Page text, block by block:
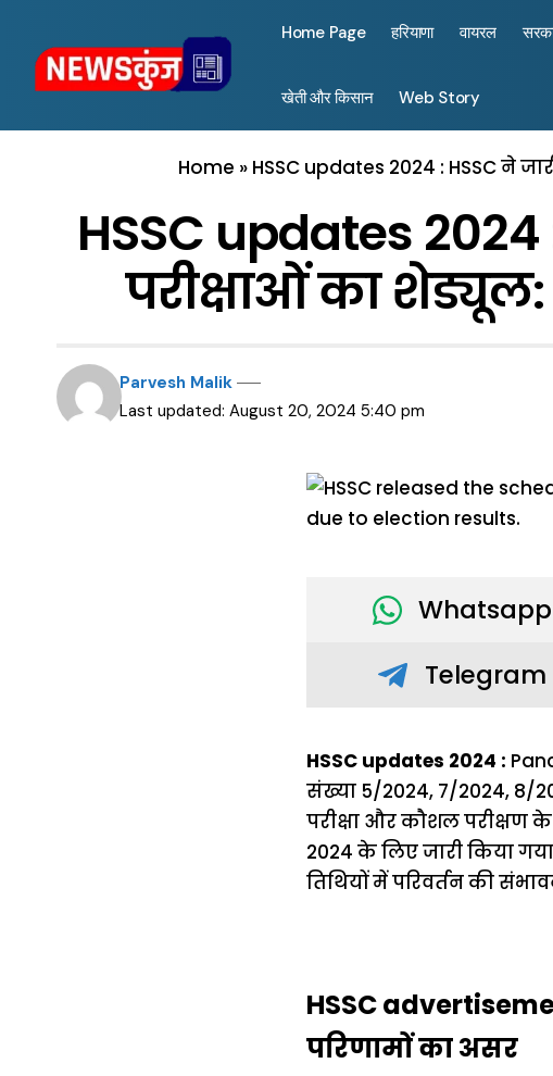
Home Page हरियाणा वायरल
खेती और किसान Web Story
Home » HSSC updates 2024 : HSSC ने
HSSC updates
परीक्षाओं का
Last updated: August 20, 2024 5:40 pm
Parvesh Malik
HSSC updates 2024 :
संख्या 5/2024, 7/2024, 8/
परीक्षा और कौशल परीक्षण
2024 के लिए जारी किया
तिथियों में परिवर्तन की
HSSC
परिणामों का असर